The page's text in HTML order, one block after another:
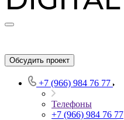
Обсудить проект
+7 (966) 984 76 77
Телефоны
+7 (966) 984 76 77